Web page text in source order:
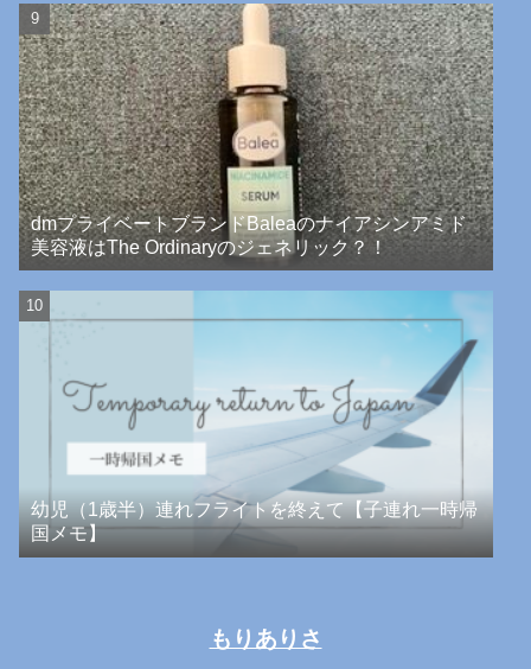
dmプライベートブランドBaleaのナイアシンアミド
美容液はThe Ordinaryのジェネリック？！
幼児（1歳半）連れフライトを終えて【子連れ一時帰
国メモ】
もりありさ